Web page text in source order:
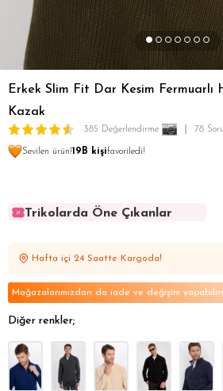
Erkek Slim Fit Dar Kesim Fermuarlı
Kazak
385 Değerlendirme 78
Sevilen ürün!19B kişifavoriledi!
Trikolarda Öne Çıkanlar
Trikolarda Öne Çıkanlar
Hafta içi 24 Saatte Kargoda!
Mağazalarımızdan da iade ve değişim
Diğer renkler;